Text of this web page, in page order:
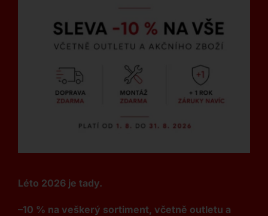
Léto 2026 je tady.
–10 % na veškerý sortiment, včetně outletu a